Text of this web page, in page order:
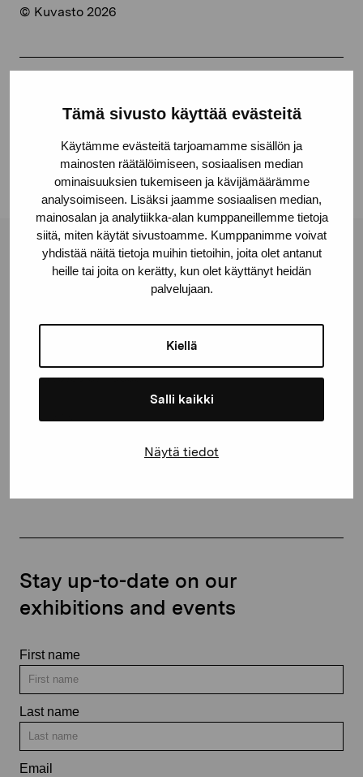
Tämä sivusto käyttää evästeitä
Käytämme evästeitä tarjoamamme sisällön ja
mainosten räätälöimiseen, sosiaalisen median
ominaisuuksien tukemiseen ja kävijämäärämme
analysoimiseen. Lisäksi jaamme sosiaalisen median,
mainosalan ja analytiikka-alan kumppaneillemme tietoja
siitä, miten käytät sivustoamme. Kumppanimme voivat
yhdistää näitä tietoja muihin tietoihin, joita olet antanut
heille tai joita on kerätty, kun olet käyttänyt heidän
palvelujaan.
Kiellä
Salli kaikki
Näytä tiedot
© Kuvasto 2026
Facebook
Linkedin
Pro Artibus Foundation
+358 (0)50 371 6339
Stay up-to-date on our
exhibitions and events
First name
Last name
Email